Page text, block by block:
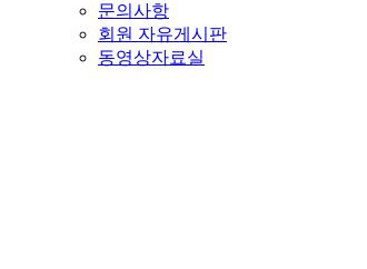
문의사항
회원 자유게시판
동영상자료실